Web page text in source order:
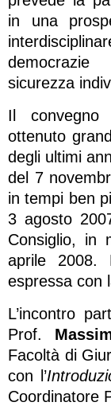
in una
sicurezza
Il
ottenuto
degli ultimi
del 7
in tempi ben
3 agosto
Consiglio, in
aprile 2008.
espressa con
L’incontro
Prof.
Facoltà di
con l’
Coordinatore